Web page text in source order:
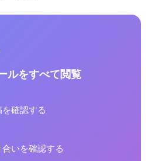
ルをすべて閲覧
確認する
いを確認する